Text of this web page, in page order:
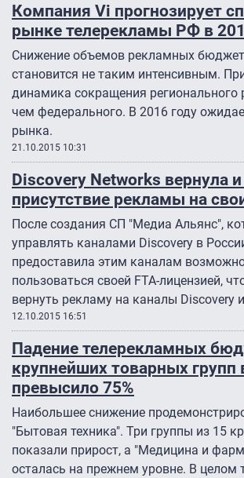
Компания Vi прогнозирует
рынке телерекламы РФ в
Снижение объемов рекламных
становится не таким интенсивным.
динамика сокращения
чем федерального. В 2016 году
рынка.
21.10.2015 10:31
Discovery Networks вернула
присутствие рекламы на
После создания СП "Медиа Альянс",
управлять каналами Discovery в
предоставила этим каналам
пользоваться своей FTA-лицензией,
вернуть рекламу на каналы Discovery
12.10.2015 16:51
Падение телерекламных
крупнейших товарных групп
превысило 75%
Наибольшее снижение
"Бытовая техника". Три группы из 15
показали прирост, а "Медицина и
осталась на прежнем уровне. В целом